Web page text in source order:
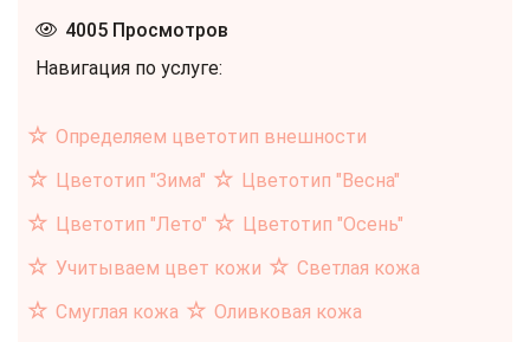
4005 Просмотров
Навигация по услуге:
Определяем цветотип внешности
Цветотип "Зима"
Цветотип "Весна"
Цветотип "Лето"
Цветотип "Осень"
Учитываем цвет кожи
Светлая кожа
Смуглая кожа
Оливковая кожа